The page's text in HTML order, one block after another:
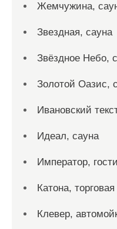
Жемчужина,
Звездная, сауна
Звёздное Небо,
Золотой Оазис,
Ивановский
Идеал, сауна
Император,
Катона,
Клевер,